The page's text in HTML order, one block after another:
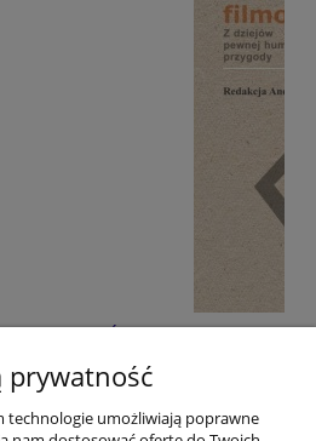
Z dziejów pewnej
przygody
40,00 zł
prywatność
technologie umożliwiają poprawne